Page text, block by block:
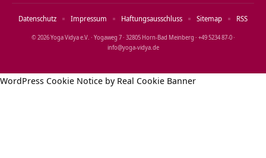
© 2026 Yoga Vidya e.V. · Yogaweg 7 · 32805 Horn‑Bad Meinberg · +49 5234 87‑0 ·
info@yoga‑vidya.de
Datenschutz Impressum Haftungsausschluss Sitemap RSS
WordPress Cookie Notice by Real Cookie Banner